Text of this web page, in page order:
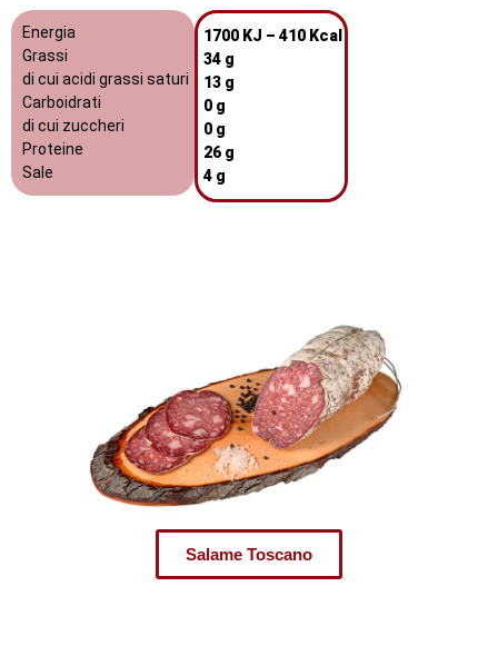
Energia
Grassi
di cui acidi grassi saturi
Carboidrati
di cui zuccheri
Proteine
Sale
1700 KJ – 410 Kcal
34 g
13 g
0 g
0 g
26 g
4 g
Salame Toscano